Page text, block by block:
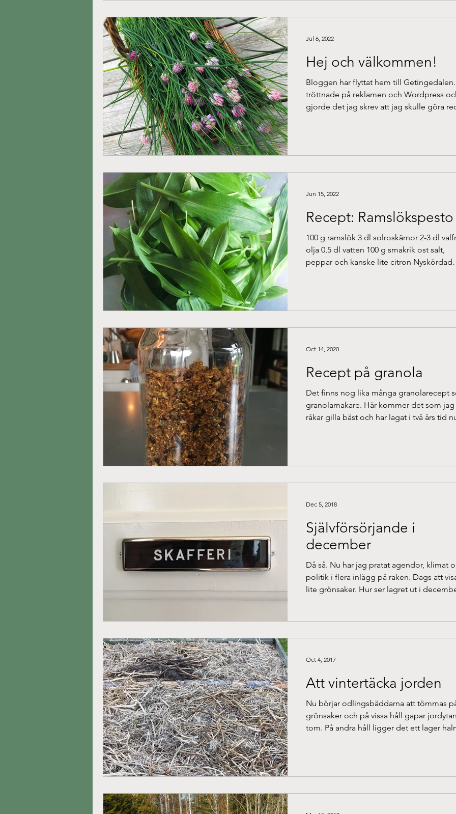
Hej och välkommen!
Bloggen har flyttat hem till
tröttnade på reklamen och Wordpress
gjorde det jag skrev att jag skulle göra
Jul 6, 2022
Recept: Ramslökspesto
100 g ramslök 3 dl solroskärnor 2-3 dl
olja 0,5 dl vatten 100 g smakrik ost salt,
peppar och kanske lite citron Nyskördad
Jun 15, 2022
Recept på granola
Det finns nog lika många granolarecept
granolamakare. Här kommer det som jag
råkar gilla bäst och har lagat i två års tid
Oct 14, 2020
Självförsörjande i
december
Då så. Nu har jag pratat agendor, klimat
politik i flera inlägg på raken. Dags att
lite grönsaker. Hur ser lagret ut i
Dec 5, 2018
Att vintertäcka jorden
Nu börjar odlingsbäddarna att tömmas
grönsaker och på vissa håll gapar
tom. På andra håll ligger det ett lager
Oct 4, 2017